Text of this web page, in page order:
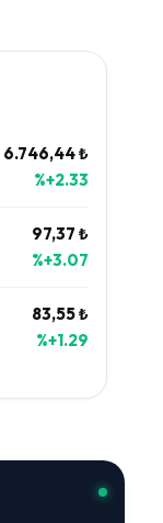
6.746,44 ₺
%+2.33
97,37 ₺
%+3.07
83,55 ₺
%+1.29